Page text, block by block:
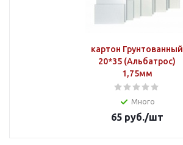
картон Грунтованный
20*35 (Альбатрос)
1,75мм
Много
65руб./шт